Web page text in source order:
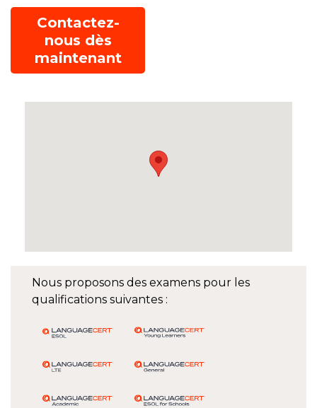
Nous proposons des examens pour les
qualifications suivantes :
Contactez-
nous dès
maintenant